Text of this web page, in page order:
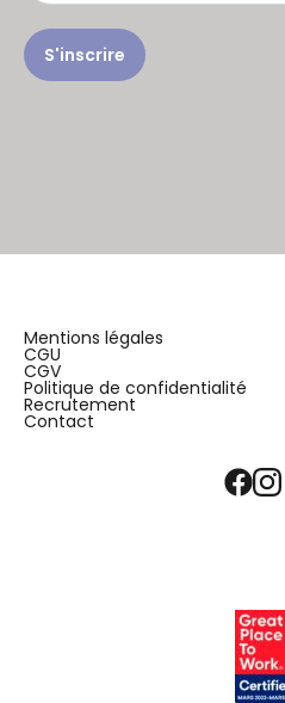
S'inscrire
Mentions légales
CGU
CGV
Politique de confidentialité
Recrutement
Contact